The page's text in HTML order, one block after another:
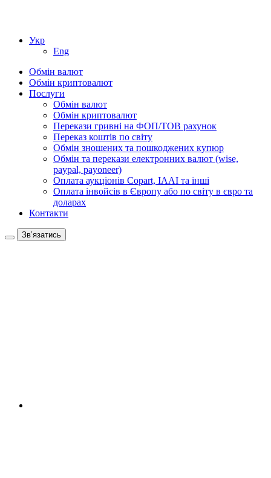
Укр
Eng
Обмін валют
Обмін криптовалют
Послуги
Обмін валют
Обмін криптовалют
Перекази гривні на ФОП/ТОВ рахунок
Переказ коштів по світу
Обмін зношених та пошкоджених купюр
Обмін та перекази електронних валют (wise,
paypal, payoneer)
Оплата аукціонів Copart, IAAI та інші
Оплата інвойсів в Європу або по світу в євро та
доларах
Контакти
Зв’язатись